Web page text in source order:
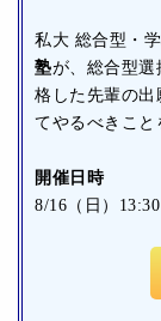
私大 総合型・
塾が、総合型選
格した先輩の出
てやるべきこと
開催日時
8/16（日）